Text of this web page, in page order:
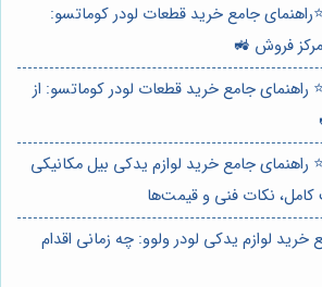
جامع خرید قطعات لودر کوماتسو:
فروش 🚜
راهنمای جامع خرید قطعات لودر کوماتسو: از
راهنمای جامع خرید لوازم یدکی بیل مکانیکی
نکات فنی و قیمت‌ها
خرید لوازم یدکی لودر ولوو: چه زمانی اقدام